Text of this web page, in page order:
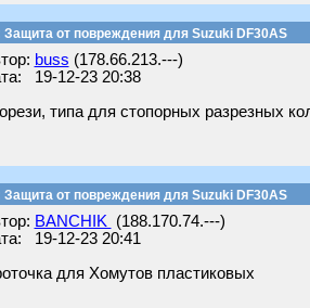
Защита от повреждения для Suzuki DF30AS
buss (178.66.213.---)
19-12-23 20:38
типа для стопорных разрезных
Защита от повреждения для Suzuki DF30AS
BANCHIK
(188.170.74.---)
19-12-23 20:41
для Хомутов пластиковых